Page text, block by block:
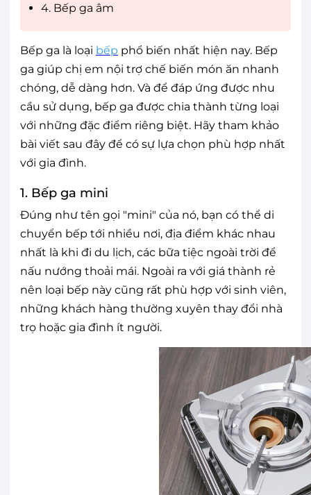
4. Bếp ga âm
Bếp ga là loại bếp phổ biến nhất hiện nay. Bếp
ga giúp chị em nội trợ chế biến món ăn nhanh
chóng, dễ dàng hơn. Và để đáp ứng được nhu
cầu sử dụng, bếp ga được chia thành từng loại
với những đặc điểm riêng biệt. Hãy tham khảo
bài viết sau đây để có sự lựa chọn phù hợp nhất
với gia đình.
1. Bếp ga mini
Đúng như tên gọi "mini" của nó, bạn có thể di
chuyển bếp tới nhiều nơi, địa điểm khác nhau
nhất là khi đi du lịch, các bữa tiệc ngoài trời để
nấu nướng thoải mái. Ngoài ra với giá thành rẻ
nên loại bếp này cũng rất phù hợp với sinh viên,
những khách hàng thường xuyên thay đổi nhà
trọ hoặc gia đình ít người.